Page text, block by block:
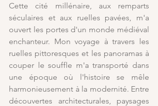
Cette cité millénaire, aux remparts
séculaires et aux ruelles pavées, m'a
ouvert les portes d'un monde médiéval
enchanteur. Mon voyage à travers les
ruelles pittoresques et les panoramas à
couper le souffle m'a transporté dans
une époque où l'histoire se mêle
harmonieusement à la modernité. Entre
découvertes architecturales, paysages